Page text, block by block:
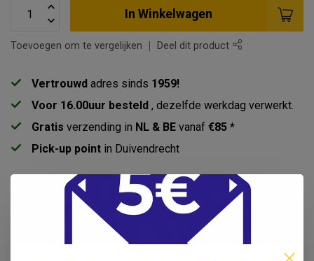
In Winkelwagen
Toevoegen om te vergelijken Deel dit product
Vertrouwd adres sinds 1959!
Voor 16.00uur besteld , dezelfde werkdag verwerkt.
Gratis verzending in NL & BE vanaf €85 *
Pick-up point in Duivendrecht
Productomschrijving